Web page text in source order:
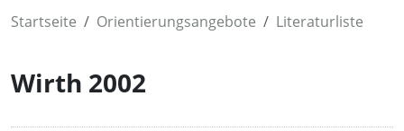
Startseite Orientierungsangebote Literaturliste
Wirth 2002